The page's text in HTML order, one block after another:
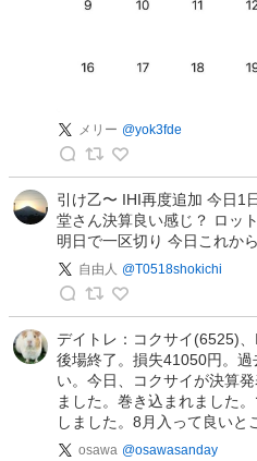
メ
リ
ー
メリー @yok3fde
自
由
人
引け乙〜 IHI再度追加 今日1
堂さん決算良い感じ？ ロッ
明日で一区切り 今日これか
自由人 @T0518shokichi
デイトレ：コクサイ(6525)
後場終了。損失41050円。
い。今日、コクサイが決算
ました。巻き込まれました
しました。8月入って良いと
osawa @osawasanday